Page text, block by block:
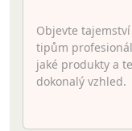
Objevte
tipům
jaké produkty a
dokonalý vzhled.